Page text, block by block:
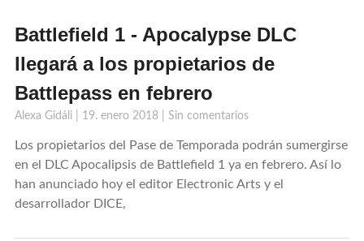
Battlefield 1 - Apocalypse DLC
llegará a los propietarios de
Battlepass en febrero
Alexa Gidáli 19. enero 2018 Sin comentarios
Los propietarios del Pase de Temporada podrán sumergirse
en el DLC Apocalipsis de Battlefield 1 ya en febrero. Así lo
han anunciado hoy el editor Electronic Arts y el
desarrollador DICE,